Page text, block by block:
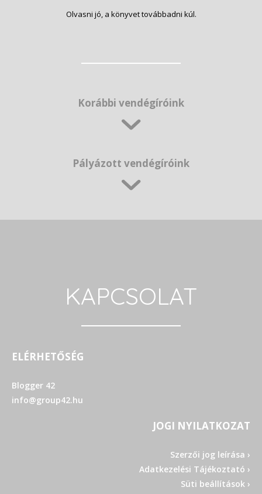
Olvasni jó, a könyvet továbbadni kúl.
Korábbi vendégíróink
Pályázott vendégíróink
KAPCSOLAT
ELÉRHETŐSÉG
Blogger 42
info@group42.hu
JOGI NYILATKOZAT
Szerzői jog leírása ›
Adatkezelési Tájékoztató ›
Süti beállítások ›